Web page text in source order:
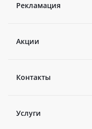
Рекламация
Акции
Контакты
Услуги